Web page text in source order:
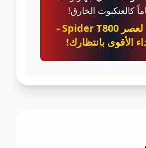
كالعنكبوت الخارق!
انضم لعصر Spider T800 -
الأقوى بانتظارك!